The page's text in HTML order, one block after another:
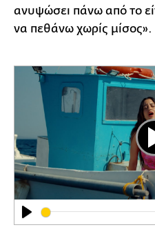
ανυψώσει πάνω από το
να πεθάνω χωρίς μίσος».
Play